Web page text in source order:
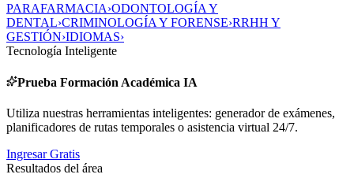
PARAFARMACIA›ODONTOLOGÍA Y
DENTAL›CRIMINOLOGÍA Y FORENSE›RRHH Y
GESTIÓN›IDIOMAS›
Tecnología Inteligente
Prueba Formación Académica IA
Utiliza nuestras herramientas inteligentes: generador de exámenes,
planificadores de rutas temporales o asistencia virtual 24/7.
Ingresar Gratis
Resultados del área